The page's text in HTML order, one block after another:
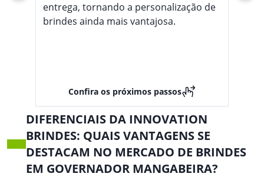
entrega, tornando a personalização de
brindes ainda mais vantajosa.
Confira os próximos passos
DIFERENCIAIS DA INNOVATION
BRINDES: QUAIS VANTAGENS SE
DESTACAM NO MERCADO DE BRINDES
EM GOVERNADOR MANGABEIRA?